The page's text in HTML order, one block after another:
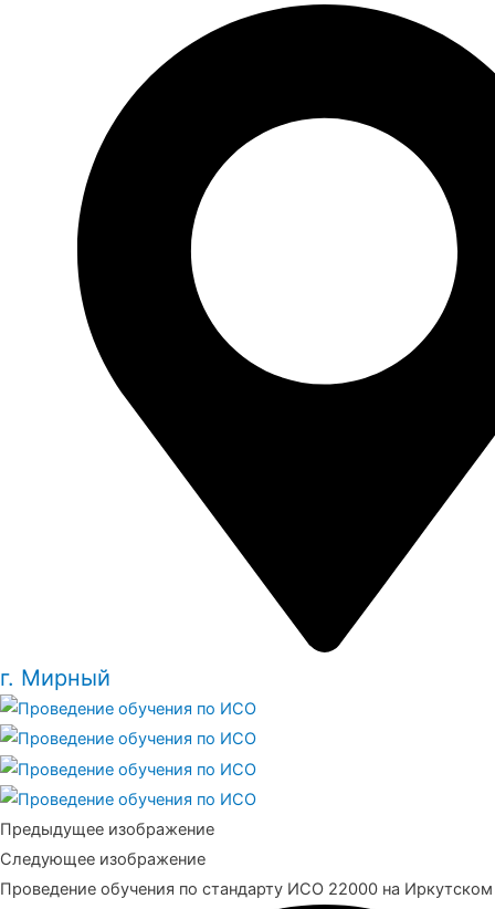
г. Мирный
Предыдущее изображение
Следующее изображение
Проведение обучения по стандарту ИСО 22000 на